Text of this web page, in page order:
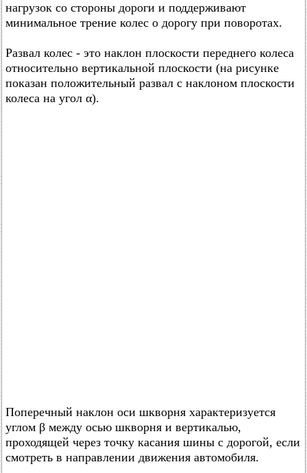
нагрузок со стороны дороги и поддерживают
минимальное трение колес о дорогу при поворотах.
Развал колес - это наклон плоскости переднего колеса
относительно вертикальной плоскости (на рисунке
показан положительный развал с наклоном плоскости
колеса на угол α).
Поперечный наклон оси шкворня характеризуется
углом β между осью шкворня и вертикалью,
проходящей через точку касания шины с дорогой, если
смотреть в направлении движения автомобиля.